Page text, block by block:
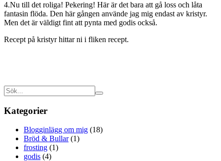
4.Nu till det roliga! Pekering! Här är det bara att gå loss och låta
fantasin flöda. Den här gången använde jag mig endast av kristyr.
Men det är väldigt fint att pynta med godis också.
Recept på kristyr hittar ni i fliken recept.
Kategorier
Blogginlägg om mig (18)
Bröd & Bullar(1)
frosting (1)
godis (4)